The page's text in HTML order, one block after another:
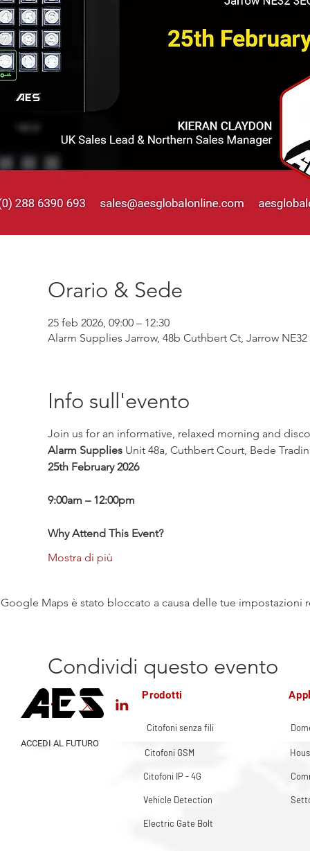
Orario & Sede
25 feb 2026, 09:00 – 12:30
Alarm Supplies Jarrow, 48b Cuthbert Ct, Jarrow NE32
Info sull'evento
Join us for an informative, relaxed morning and
Alarm Supplies Unit 48a, Cuthbert Court, Bede
25th February 2026
9:00am – 12:00pm
Why Attend This Event?
Mostra di più
Google Maps è stato bloccato a causa delle tue impostazioni
Condividi questo evento
Prodotti
Citofoni senza fili
ACCEDI AL FUTURO
Citofoni GSM
Citofoni IP - 4G
Vehicle Detection
Electric Gate Bolt